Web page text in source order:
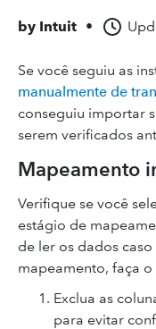
by Intuit •
Se você seguiu as
manualmente de
conseguiu importar
serem verificados
Mapeamento
Verifique se você
estágio de
de ler os dados
mapeamento, faça o
Exclua as
para evitar